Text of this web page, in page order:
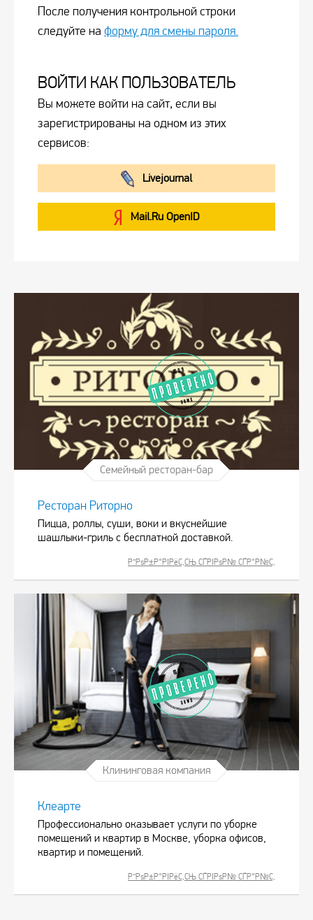
После получения контрольной строки
следуйте на форму для смены пароля.
ВОЙТИ КАК ПОЛЬЗОВАТЕЛЬ
Вы можете войти на сайт, если вы
зарегистрированы на одном из этих
сервисов:
Livejournal
Mail.Ru OpenID
Семейный ресторан-бар
Ресторан Риторно
Пицца, роллы, суши, воки и вкуснейшие
шашлыки-гриль с бесплатной доставкой.
Р”РѕР±Р°РІРёС‚СЊ СЃРІРѕР№ СЃР°Р№С‚
Клининговая компания
Клеарте
Профессионально оказывает услуги по уборке
помещений и квартир в Москве, уборка офисов,
квартир и помещений.
Р”РѕР±Р°РІРёС‚СЊ СЃРІРѕР№ СЃР°Р№С‚